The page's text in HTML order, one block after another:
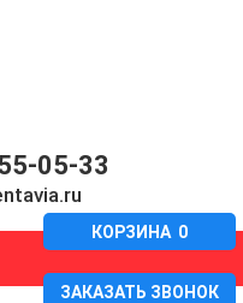
05-33
ЗАКАЗАТЬ ЗВОНОК
КОРЗИНА 0